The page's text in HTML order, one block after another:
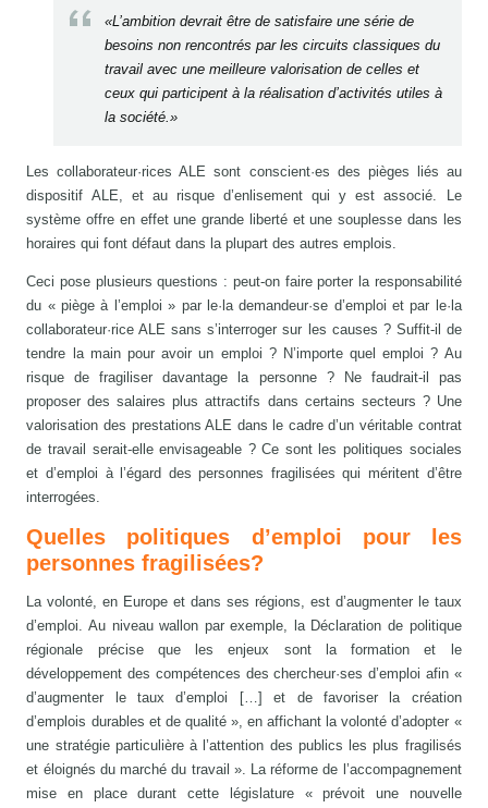
«L’ambition devrait être de satisfaire une série de
besoins non rencontrés par les circuits classiques du
travail avec une meilleure valorisation de celles et
ceux qui participent à la réalisation d’activités utiles à
la société.»
Les collaborateur·rices ALE sont conscient·es des pièges liés au
dispositif ALE, et au risque d’enlisement qui y est associé. Le
système offre en effet une grande liberté et une souplesse dans les
horaires qui font défaut dans la plupart des autres emplois.
Ceci pose plusieurs questions : peut-on faire porter la responsabilité
du « piège à l’emploi » par le·la demandeur·se d’emploi et par le·la
collaborateur·rice ALE sans s’interroger sur les causes ? Suffit-il de
tendre la main pour avoir un emploi ? N’importe quel emploi ? Au
risque de fragiliser davantage la personne ? Ne faudrait-il pas
proposer des salaires plus attractifs dans certains secteurs ? Une
valorisation des prestations ALE dans le cadre d’un véritable contrat
de travail serait-elle envisageable ? Ce sont les politiques sociales
et d’emploi à l’égard des personnes fragilisées qui méritent d’être
interrogées.
Quelles politiques d’emploi pour les
personnes fragilisées?
La volonté, en Europe et dans ses régions, est d’augmenter le taux
d’emploi. Au niveau wallon par exemple, la Déclaration de politique
régionale précise que les enjeux sont la formation et le
développement des compétences des chercheur·ses d’emploi afin «
d’augmenter le taux d’emploi […] et de favoriser la création
d’emplois durables et de qualité », en affichant la volonté d’adopter «
une stratégie particulière à l’attention des publics les plus fragilisés
et éloignés du marché du travail ». La réforme de l’accompagnement
mise en place durant cette législature « prévoit une nouvelle